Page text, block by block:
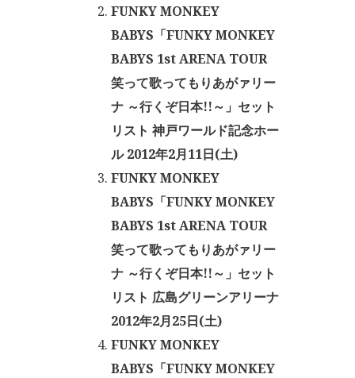
FUNKY MONKEY
BABYS「FUNKY MONKEY
BABYS 1st ARENA TOUR
笑って歌ってもりあがァリー
ナ ～行くぞ日本!!～」セット
リスト 神戸ワールド記念ホー
ル 2012年2月11日(土)
FUNKY MONKEY
BABYS「FUNKY MONKEY
BABYS 1st ARENA TOUR
笑って歌ってもりあがァリー
ナ ～行くぞ日本!!～」セット
リスト 広島グリーンアリーナ
2012年2月25日(土)
FUNKY MONKEY
BABYS「FUNKY MONKEY